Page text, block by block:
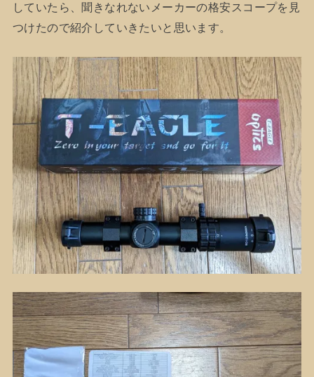
していたら、聞きなれないメーカーの格安スコープを見
つけたので紹介していきたいと思います。